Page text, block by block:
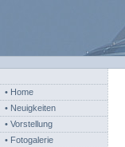
• Home
• Neuigkeiten
• Vorstellung
• Fotogalerie